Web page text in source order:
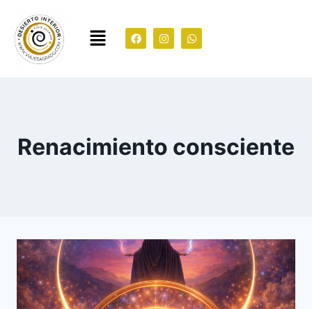
Renacimiento consciente